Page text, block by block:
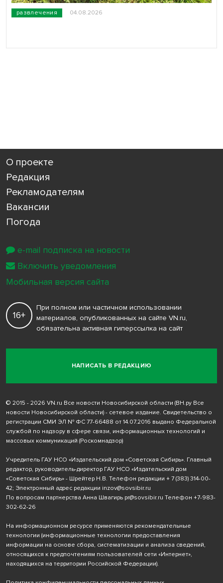
развлечения 04.08.2026
О проекте
Редакция
Рекламодателям
Вакансии
Погода
НАПИСАТЬ В РЕДАКЦИЮ
16+
При полном или частичном использовании
материалов, опубликованных на сайте VN.ru,
обязательна активная гиперссылка на сайт
© 2015 - 2026 VN.ru Все новости Новосибирской области (ВН.ру Все
новости Новосибирской области) - сетевое издание. Свидетельство о
регистрации СМИ ЭЛ № ФС 77-66488 от 14.07.2016 выдано Федеральной
службой по надзору в сфере связи, информационных технологий и
массовых коммуникаций (Роскомнадзор)
Учредитель ГАУ НСО «Издательский дом «Советская Сибирь». Главный
редактор, руководитель-директор ГАУ НСО «Издательский дом
«Советская Сибирь» - Шрейтер Н.В. Телефон редакции + 7 (383) 314-00-
42; Электронный адрес редакции inzov@sovsibir.ru
По вопросам партнерства Анна Швагирь pr@sovsibir.ru Телефон +7-983-
302-62-26
На информационном ресурсе применяются рекомендательные
технологии (информационные технологии предоставления
информации на основе сбора, систематизации и анализа сведений,
относящихся к предпочтениям пользователей сети «Интернет»,
находящихся на территории Российской Федерации).
e-mail подписка на новости
Включить уведомления
Мобильная версия сайта